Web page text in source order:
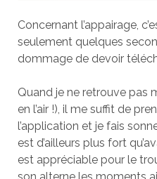
Concernant l’appairage,
seulement quelques
dommage de devoir
Quand je ne retrouve pas
en l’air !), il me suffit de
l’application et je fais
est d’ailleurs plus fort
est appréciable pour le